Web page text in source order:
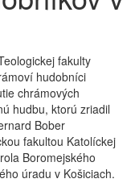
fakulty
hudobníci
chrámových
hudbu, ktorú zriadil
Bober
fakultou Katolíckej
Boromejského
úradu v Košiciach.